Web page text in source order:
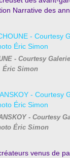
Narrative des
- Courtesy
Éric Simon
- Courtesy
Éric Simon
venus de